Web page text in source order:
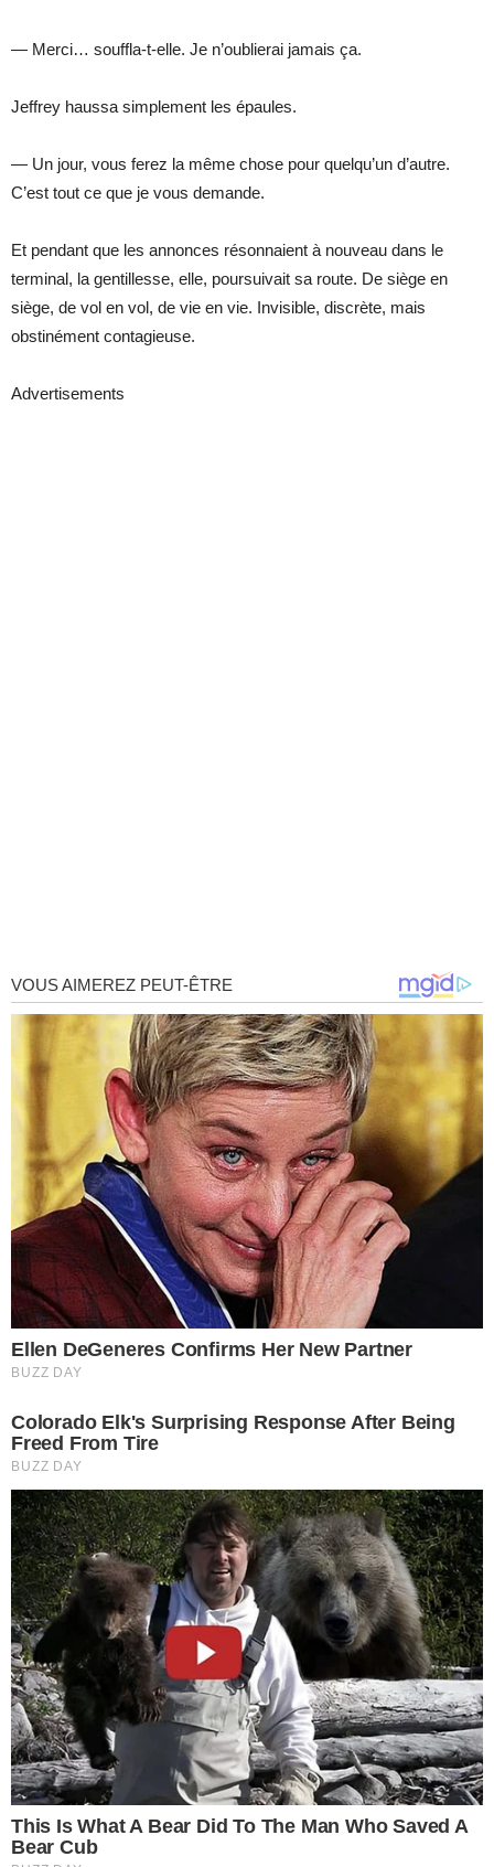
— Merci… souffla-t-elle. Je n’oublierai jamais ça.
Jeffrey haussa simplement les épaules.
— Un jour, vous ferez la même chose pour quelqu’un d’autre.
C’est tout ce que je vous demande.
Et pendant que les annonces résonnaient à nouveau dans le
terminal, la gentillesse, elle, poursuivait sa route. De siège en
siège, de vol en vol, de vie en vie. Invisible, discrète, mais
obstinément contagieuse.
Advertisements